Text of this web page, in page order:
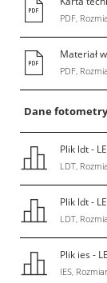
PDF,
Materiał
PDF,
Dane
Plik ldt -
LDT,
Plik ldt -
LDT,
Plik ies -
IES,